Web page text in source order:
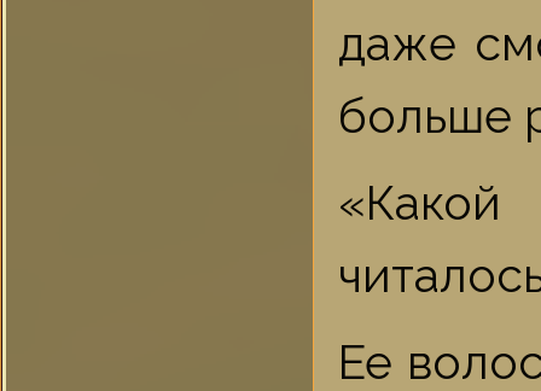
даже
больше
Ее